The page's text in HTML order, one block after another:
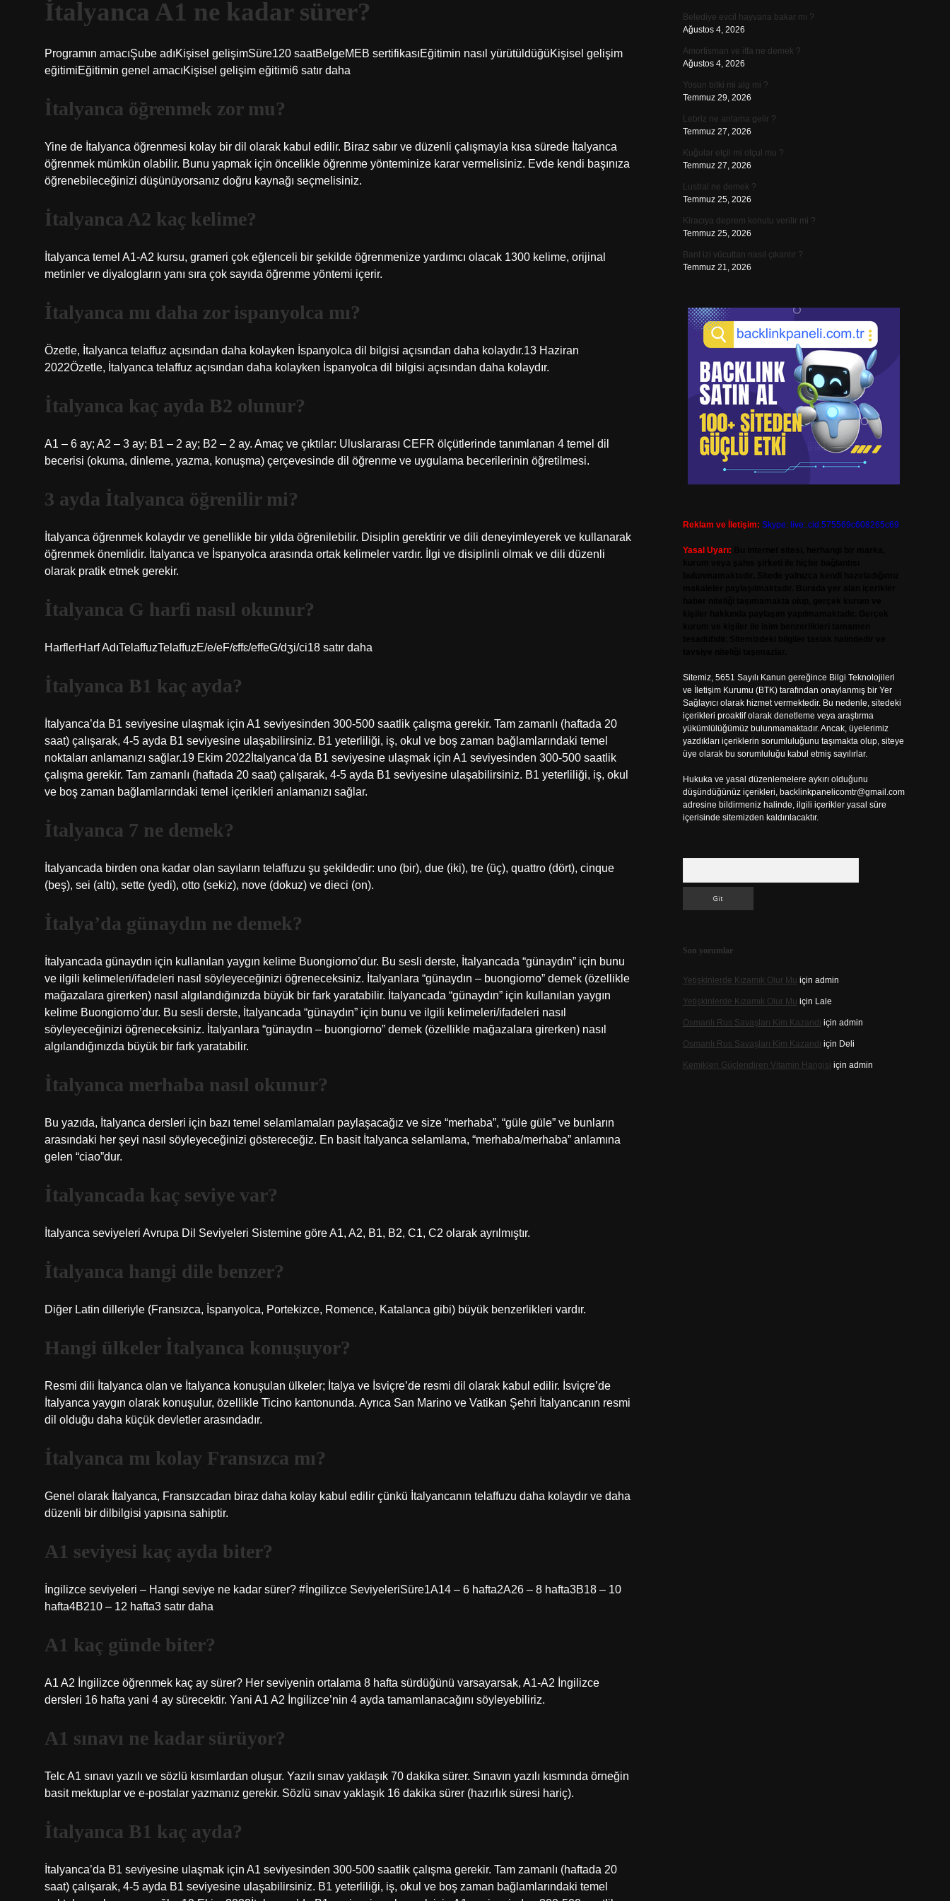
İtalyanca A1 ne kadar sürer?
Programın amacıŞube adıKişisel gelişimSüre120 saatBelgeMEB sertifikasıEğitimin nasıl yürütüldüğüKişisel gelişim
eğitimiEğitimin genel amacıKişisel gelişim eğitimi6 satır daha
İtalyanca öğrenmek zor mu?
Yine de İtalyanca öğrenmesi kolay bir dil olarak kabul edilir. Biraz sabır ve düzenli çalışmayla kısa sürede İtalyanca
öğrenmek mümkün olabilir. Bunu yapmak için öncelikle öğrenme yönteminize karar vermelisiniz. Evde kendi başınıza
öğrenebileceğinizi düşünüyorsanız doğru kaynağı seçmelisiniz.
İtalyanca A2 kaç kelime?
İtalyanca temel A1-A2 kursu, grameri çok eğlenceli bir şekilde öğrenmenize yardımcı olacak 1300 kelime, orijinal
metinler ve diyalogların yanı sıra çok sayıda öğrenme yöntemi içerir.
İtalyanca mı daha zor ispanyolca mı?
Özetle, İtalyanca telaffuz açısından daha kolayken İspanyolca dil bilgisi açısından daha kolaydır.13 Haziran
2022Özetle, İtalyanca telaffuz açısından daha kolayken İspanyolca dil bilgisi açısından daha kolaydır.
İtalyanca kaç ayda B2 olunur?
A1 – 6 ay; A2 – 3 ay; B1 – 2 ay; B2 – 2 ay. Amaç ve çıktılar: Uluslararası CEFR ölçütlerinde tanımlanan 4 temel dil
becerisi (okuma, dinleme, yazma, konuşma) çerçevesinde dil öğrenme ve uygulama becerilerinin öğretilmesi.
3 ayda İtalyanca öğrenilir mi?
İtalyanca öğrenmek kolaydır ve genellikle bir yılda öğrenilebilir. Disiplin gerektirir ve dili deneyimleyerek ve kullanarak
öğrenmek önemlidir. İtalyanca ve İspanyolca arasında ortak kelimeler vardır. İlgi ve disiplinli olmak ve dili düzenli
olarak pratik etmek gerekir.
İtalyanca G harfi nasıl okunur?
HarflerHarf AdıTelaffuzTelaffuzE/e/eF/ɛffɛ/effeG/dʒi/ci18 satır daha
İtalyanca B1 kaç ayda?
İtalyanca’da B1 seviyesine ulaşmak için A1 seviyesinden 300-500 saatlik çalışma gerekir. Tam zamanlı (haftada 20
saat) çalışarak, 4-5 ayda B1 seviyesine ulaşabilirsiniz. B1 yeterliliği, iş, okul ve boş zaman bağlamlarındaki temel
noktaları anlamanızı sağlar.19 Ekim 2022İtalyanca’da B1 seviyesine ulaşmak için A1 seviyesinden 300-500 saatlik
çalışma gerekir. Tam zamanlı (haftada 20 saat) çalışarak, 4-5 ayda B1 seviyesine ulaşabilirsiniz. B1 yeterliliği, iş, okul
ve boş zaman bağlamlarındaki temel içerikleri anlamanızı sağlar.
İtalyanca 7 ne demek?
İtalyancada birden ona kadar olan sayıların telaffuzu şu şekildedir: uno (bir), due (iki), tre (üç), quattro (dört), cinque
(beş), sei (altı), sette (yedi), otto (sekiz), nove (dokuz) ve dieci (on).
İtalya’da günaydın ne demek?
İtalyancada günaydın için kullanılan yaygın kelime Buongiorno’dur. Bu sesli derste, İtalyancada “günaydın” için bunu
ve ilgili kelimeleri/ifadeleri nasıl söyleyeceğinizi öğreneceksiniz. İtalyanlara “günaydın – buongiorno” demek (özellikle
mağazalara girerken) nasıl algılandığınızda büyük bir fark yaratabilir. İtalyancada “günaydın” için kullanılan yaygın
kelime Buongiorno’dur. Bu sesli derste, İtalyancada “günaydın” için bunu ve ilgili kelimeleri/ifadeleri nasıl
söyleyeceğinizi öğreneceksiniz. İtalyanlara “günaydın – buongiorno” demek (özellikle mağazalara girerken) nasıl
algılandığınızda büyük bir fark yaratabilir.
İtalyanca merhaba nasıl okunur?
Bu yazıda, İtalyanca dersleri için bazı temel selamlamaları paylaşacağız ve size “merhaba”, “güle güle” ve bunların
arasındaki her şeyi nasıl söyleyeceğinizi göstereceğiz. En basit İtalyanca selamlama, “merhaba/merhaba” anlamına
gelen “ciao”dur.
İtalyancada kaç seviye var?
İtalyanca seviyeleri Avrupa Dil Seviyeleri Sistemine göre A1, A2, B1, B2, C1, C2 olarak ayrılmıştır.
İtalyanca hangi dile benzer?
Diğer Latin dilleriyle (Fransızca, İspanyolca, Portekizce, Romence, Katalanca gibi) büyük benzerlikleri vardır.
Hangi ülkeler İtalyanca konuşuyor?
Resmi dili İtalyanca olan ve İtalyanca konuşulan ülkeler; İtalya ve İsviçre’de resmi dil olarak kabul edilir. İsviçre’de
İtalyanca yaygın olarak konuşulur, özellikle Ticino kantonunda. Ayrıca San Marino ve Vatikan Şehri İtalyancanın resmi
dil olduğu daha küçük devletler arasındadır.
İtalyanca mı kolay Fransızca mı?
Genel olarak İtalyanca, Fransızcadan biraz daha kolay kabul edilir çünkü İtalyancanın telaffuzu daha kolaydır ve daha
düzenli bir dilbilgisi yapısına sahiptir.
A1 seviyesi kaç ayda biter?
İngilizce seviyeleri – Hangi seviye ne kadar sürer? #İngilizce SeviyeleriSüre1A14 – 6 hafta2A26 – 8 hafta3B18 – 10
hafta4B210 – 12 hafta3 satır daha
A1 kaç günde biter?
A1 A2 İngilizce öğrenmek kaç ay sürer? Her seviyenin ortalama 8 hafta sürdüğünü varsayarsak, A1-A2 İngilizce
dersleri 16 hafta yani 4 ay sürecektir. Yani A1 A2 İngilizce’nin 4 ayda tamamlanacağını söyleyebiliriz.
A1 sınavı ne kadar sürüyor?
Telc A1 sınavı yazılı ve sözlü kısımlardan oluşur. Yazılı sınav yaklaşık 70 dakika sürer. Sınavın yazılı kısmında örneğin
basit mektuplar ve e-postalar yazmanız gerekir. Sözlü sınav yaklaşık 16 dakika sürer (hazırlık süresi hariç).
İtalyanca B1 kaç ayda?
İtalyanca’da B1 seviyesine ulaşmak için A1 seviyesinden 300-500 saatlik çalışma gerekir. Tam zamanlı (haftada 20
saat) çalışarak, 4-5 ayda B1 seviyesine ulaşabilirsiniz. B1 yeterliliği, iş, okul ve boş zaman bağlamlarındaki temel
Belediye evcil hayvana bakar mı ?
Ağustos 4, 2026
Amortisman ve itfa ne demek ?
Ağustos 4, 2026
Yosun bitki mi alg mi ?
Temmuz 29, 2026
Lebriz ne anlama gelir ?
Temmuz 27, 2026
Kuğular etçil mi otçul mu ?
Temmuz 27, 2026
Lustral ne demek ?
Temmuz 25, 2026
Kiracıya deprem konutu verilir mi ?
Temmuz 25, 2026
Bant izi vücuttan nasıl çıkarılır ?
Temmuz 21, 2026
Reklam ve İletişim: Skype: live:.cid.575569c608265c69
Yasal Uyarı:
Sitemiz, 5651 Sayılı Kanun gereğince Bilgi Teknolojileri
ve İletişim Kurumu (BTK) tarafından onaylanmış bir Yer
Sağlayıcı olarak hizmet vermektedir. Bu nedenle, sitedeki
içerikleri proaktif olarak denetleme veya araştırma
yükümlülüğümüz bulunmamaktadır. Ancak, üyelerimiz
yazdıkları içeriklerin sorumluluğunu taşımakta olup, siteye
üye olarak bu sorumluluğu kabul etmiş sayılırlar.
Hukuka ve yasal düzenlemelere aykırı olduğunu
düşündüğünüz içerikleri, backlinkpanelicomtr@gmail.com
adresine bildirmeniz halinde, ilgili içerikler yasal süre
içerisinde sitemizden kaldırılacaktır.
Son yorumlar
Yetişkinlerde Kızamık Olur Mu için admin
Yetişkinlerde Kızamık Olur Mu için Lale
Osmanlı Rus Savaşları Kim Kazandı için admin
Osmanlı Rus Savaşları Kim Kazandı için Deli
Kemikleri Güçlendiren Vitamin Hangisi için admin